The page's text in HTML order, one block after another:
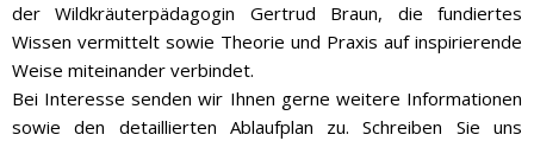
der Wildkräuterpädagogin Gertrud Braun, die fundiertes
Wissen vermittelt sowie Theorie und Praxis auf inspirierende
Weise miteinander verbindet.
Bei Interesse senden wir Ihnen gerne weitere Informationen
sowie den detaillierten Ablaufplan zu. Schreiben Sie uns